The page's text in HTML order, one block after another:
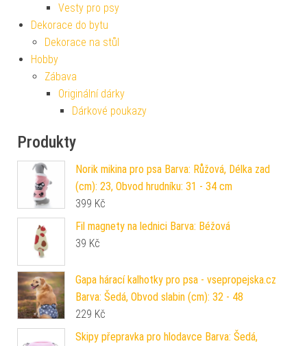
Vesty pro psy
Dekorace do bytu
Dekorace na stůl
Hobby
Zábava
Originální dárky
Dárkové poukazy
Produkty
Norik mikina pro psa Barva: Růžová, Délka zad
(cm): 23, Obvod hrudníku: 31 - 34 cm
399 Kč
Fil magnety na lednici Barva: Béžová
39 Kč
Gapa hárací kalhotky pro psa - vsepropejska.cz
Barva: Šedá, Obvod slabin (cm): 32 - 48
229 Kč
Skipy přepravka pro hlodavce Barva: Šedá,